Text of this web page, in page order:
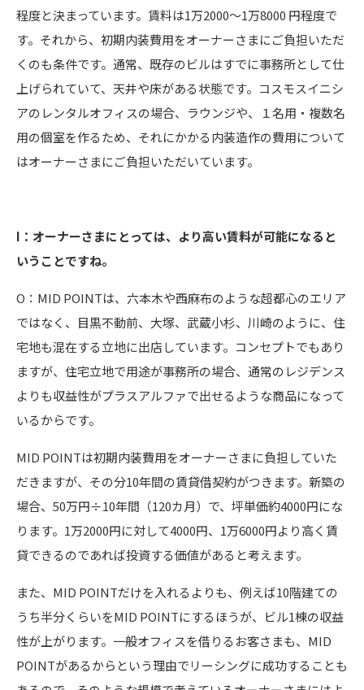
程度と決まっています。賃料は1万2000〜1万8000 円程度で
す。それから、初期内装費用をオーナーさまにご負担いただ
くのも条件です。通常、既存のビルはすでに事務所として仕
上げられていて、天井や床がある状態です。コスモスイニシ
アのレンタルオフィスの場合、ラウンジや、１名用・複数名
用の個室を作るため、それにかかる内装造作の費用について
はオーナーさまにご負担いただいています。
I：オーナーさまにとっては、より高い賃料が可能になると
いうことですね。
O：MID POINTは、六本木や西麻布のような超都心のエリア
ではなく、目黒不動前、大塚、武蔵小杉、川崎のように、住
宅地も混在する立地に出店しています。コンセプトでもあり
ますが、住宅立地で用途が事務所の場合、通常のレジデンス
よりも収益性がプラスアルファで出せるような商品になって
いるからです。
MID POINTは初期内装費用をオーナーさまに負担していた
だきますが、その分10年間の賃貸借契約がつきます。新築の
場合、50万円÷10年間（120カ月）で、坪単価約4000円にな
ります。1万2000円に対して4000円、1万6000円より高く賃
貸できるのであれば投資する価値があると考えます。
また、MID POINTだけを入れるよりも、例えば10階建ての
うち半分くらいをMID POINTにするほうが、ビル1棟の収益
性が上がります。一般オフィスを借りるお客さまも、MID
POINTがあるからという理由でリーシングに成功することも